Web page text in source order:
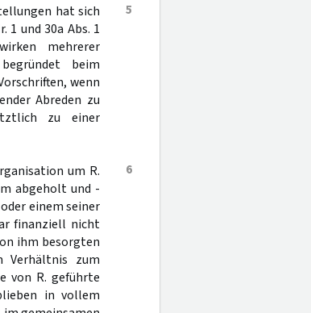
5
hat sich
1 und 30a Abs. 1
mehrerer
beim
wenn
Abreden zu
zu einer
6
um R.
abgeholt und -
einem seiner
finanziell nicht
ihm besorgten
Verhältnis zum
von R. geführte
in vollem